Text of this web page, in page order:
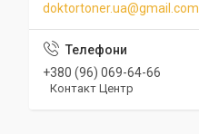
doktortoner.ua@gmail.com
+380 (96) 069-64-66
Контакт Центр